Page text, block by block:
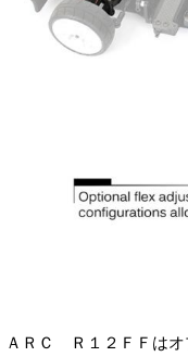
ＡＲＣ Ｒ１２ＦＦはオ